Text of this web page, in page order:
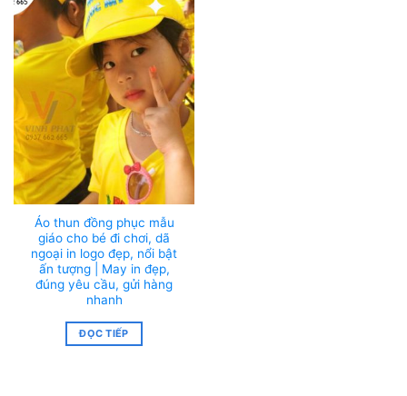
Áo thun đồng phục mẫu
giáo cho bé đi chơi, dã
ngoại in logo đẹp, nổi bật
ấn tượng | May in đẹp,
đúng yêu cầu, gửi hàng
nhanh
ĐỌC TIẾP